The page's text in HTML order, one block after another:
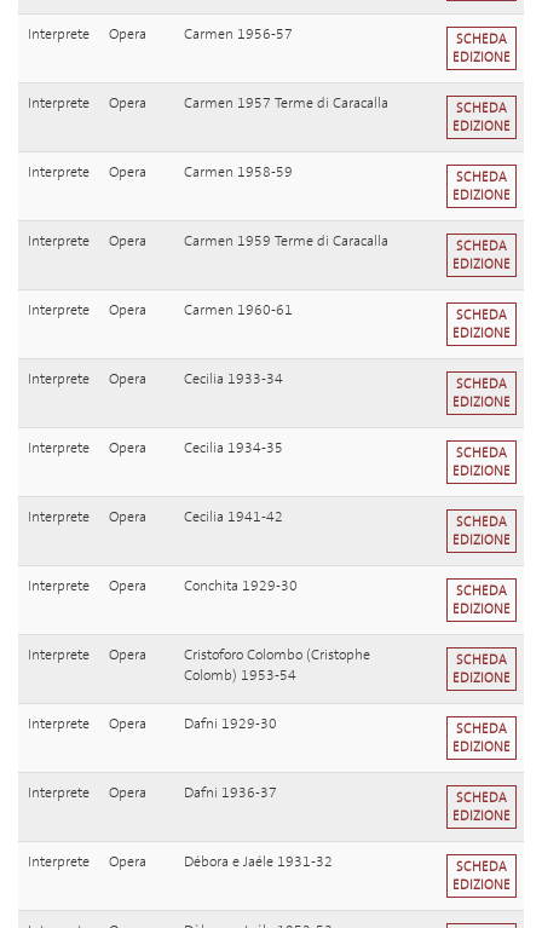
Interprete Opera Carmen 1956-57
SCHEDA
EDIZIONE
Interprete Opera Carmen 1957 Terme di Caracalla
SCHEDA
EDIZIONE
Interprete Opera Carmen 1958-59
SCHEDA
EDIZIONE
Interprete Opera Carmen 1959 Terme di Caracalla
SCHEDA
EDIZIONE
Interprete Opera Carmen 1960-61
SCHEDA
EDIZIONE
Interprete Opera Cecilia 1933-34
SCHEDA
EDIZIONE
Interprete Opera Cecilia 1934-35
SCHEDA
EDIZIONE
Interprete Opera Cecilia 1941-42
SCHEDA
EDIZIONE
Interprete Opera Conchita 1929-30
SCHEDA
EDIZIONE
Interprete Opera
Cristoforo Colombo (Cristophe
Colomb) 1953-54
SCHEDA
EDIZIONE
Interprete Opera Dafni 1929-30
SCHEDA
EDIZIONE
Interprete Opera Dafni 1936-37
SCHEDA
EDIZIONE
Interprete Opera Débora e Jaéle 1931-32
SCHEDA
EDIZIONE